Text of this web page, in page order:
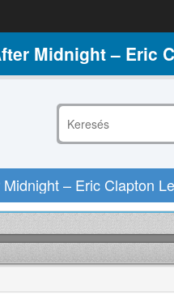
Midnight – Eric
– Eric Clapton